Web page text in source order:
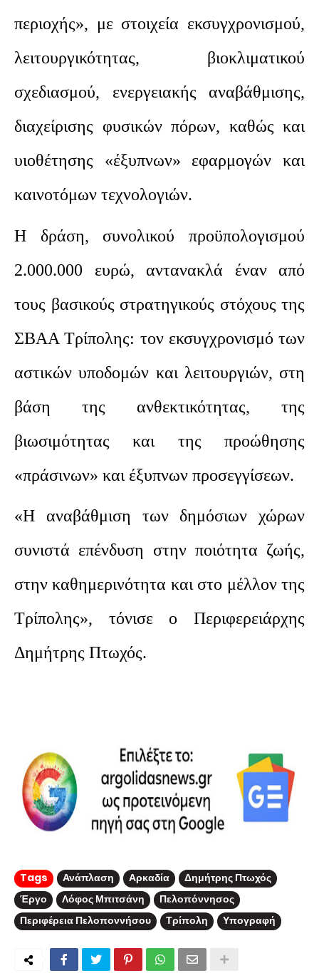
περιοχής», με στοιχεία εκσυγχρονισμού,
λειτουργικότητας, βιοκλιματικού
σχεδιασμού, ενεργειακής αναβάθμισης,
διαχείρισης φυσικών πόρων, καθώς και
υιοθέτησης «έξυπνων» εφαρμογών και
καινοτόμων τεχνολογιών.
Η δράση, συνολικού προϋπολογισμού
2.000.000 ευρώ, αντανακλά έναν από
τους βασικούς στρατηγικούς στόχους της
ΣΒΑΑ Τρίπολης: τον εκσυγχρονισμό των
αστικών υποδομών και λειτουργιών, στη
βάση της ανθεκτικότητας, της
βιωσιμότητας και της προώθησης
«πράσινων» και έξυπνων προσεγγίσεων.
«Η αναβάθμιση των δημόσιων χώρων
συνιστά επένδυση στην ποιότητα ζωής,
στην καθημερινότητα και στο μέλλον της
Τρίπολης», τόνισε ο Περιφερειάρχης
Δημήτρης Πτωχός.
Tags Ανάπλαση Αρκαδία
Δημήτρης Πτωχός
Έργο
Λόφος Μπιτσάνη
Πελοπόννησος
Περιφέρεια Πελοποννήσου
Τρίπολη Υπογραφή